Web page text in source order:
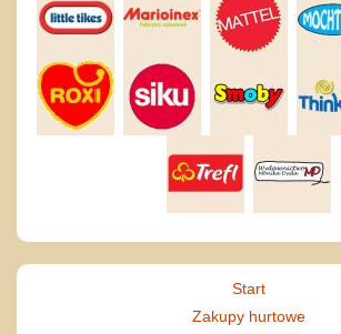
Start
Zakupy hurtowe